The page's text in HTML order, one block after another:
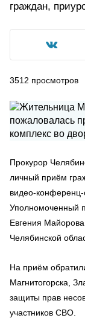
граждан,
3512 просмотров
Прокурор
личный приём
видео-
Уполномоченный
Евгения
Челябинской
На приём
Магнитогорска,
защиты прав
участников СВО.